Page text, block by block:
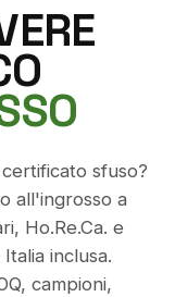
sfuso?
all'ingrosso a
Ho.Re.Ca. e
inclusa.
campioni,